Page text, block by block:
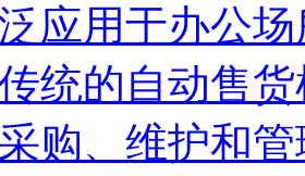
应用于办公
统的自动售
购、维护和